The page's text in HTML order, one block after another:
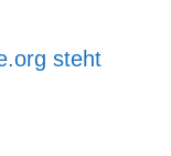
steht